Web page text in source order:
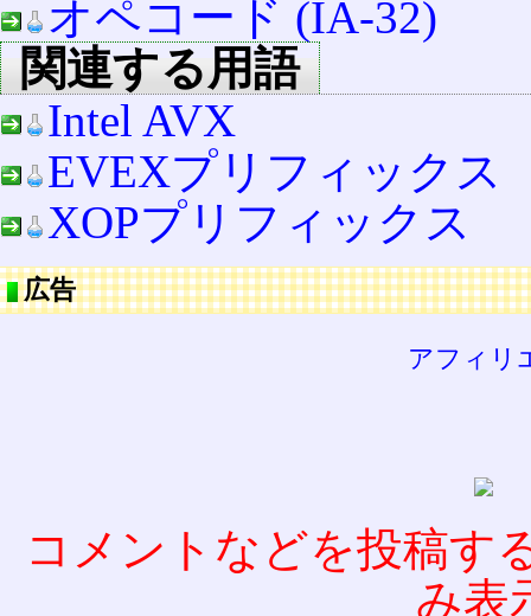
オペコード (IA-32)
関連する用語
Intel AVX
EVEXプリフィックス
XOPプリフィックス
広告
アフィリ
コメントなどを投稿す
み表